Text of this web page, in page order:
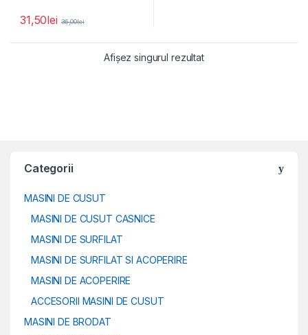
31,50lei 36,00lei
Afișez singurul rezultat
Categorii
MASINI DE CUSUT
MASINI DE CUSUT CASNICE
MASINI DE SURFILAT
MASINI DE SURFILAT SI ACOPERIRE
MASINI DE ACOPERIRE
ACCESORII MASINI DE CUSUT
MASINI DE BRODAT